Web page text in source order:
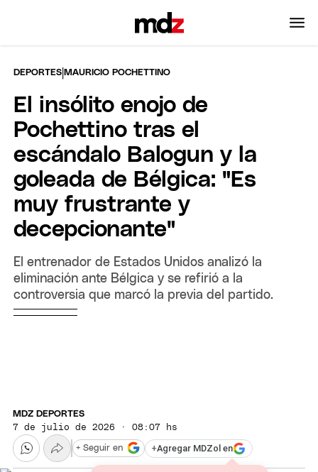
DEPORTES |MAURICIO POCHETTINO
El insólito enojo de
Pochettino tras el
escándalo Balogun y la
goleada de Bélgica: "Es
muy frustrante y
decepcionante"
El entrenador de Estados Unidos analizó la
eliminación ante Bélgica y se refirió a la
controversia que marcó la previa del partido.
MDZ DEPORTES
7 de julio de 2026 · 08:07 hs
+Agregar MDZol en
+ Seguir en